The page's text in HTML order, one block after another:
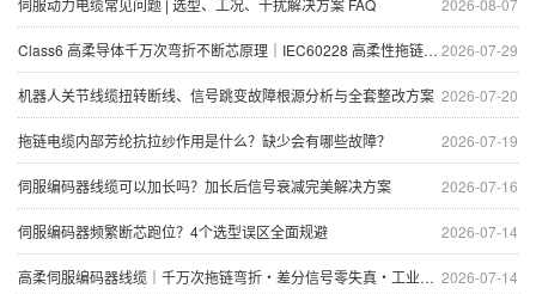
2026-08-07
伺服动力电缆常见问题 | 选型、工况、干扰解决方案 FAQ
2026-07-29
Class6 高柔导体千万次弯折不断芯原理｜IEC60228 高柔性拖链电缆抗疲劳技术
2026-07-20
机器人关节线缆扭转断线、信号跳变故障根源分析与全套整改方案
2026-07-19
拖链电缆内部芳纶抗拉纱作用是什么？缺少会有哪些故障？
2026-07-16
伺服编码器线缆可以加长吗？加长后信号衰减完美解决方案
2026-07-14
伺服编码器频繁断芯跑位？4个选型误区全面规避
2026-07-14
高柔伺服编码器线缆｜千万次拖链弯折・差分信号零失真・工业自动化专用屏蔽信号线